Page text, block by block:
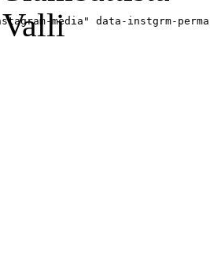
Vallimedia" data-instgrm-